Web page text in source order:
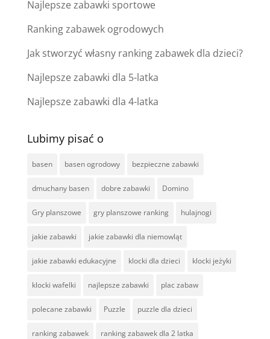
Najlepsze zabawki sportowe
Ranking zabawek ogrodowych
Jak stworzyć własny ranking zabawek dla dzieci?
Najlepsze zabawki dla 5-latka
Najlepsze zabawki dla 4-latka
Lubimy pisać o
basen basen ogrodowy bezpieczne zabawki
dmuchany basen dobre zabawki Domino
Gry planszowe gry planszowe ranking hulajnogi
jakie zabawki jakie zabawki dla niemowląt
jakie zabawki edukacyjne klocki dla dzieci klocki jeżyki
klocki wafelki najlepsze zabawki plac zabaw
polecane zabawki Puzzle puzzle dla dzieci
ranking zabawek ranking zabawek dla 2 latka